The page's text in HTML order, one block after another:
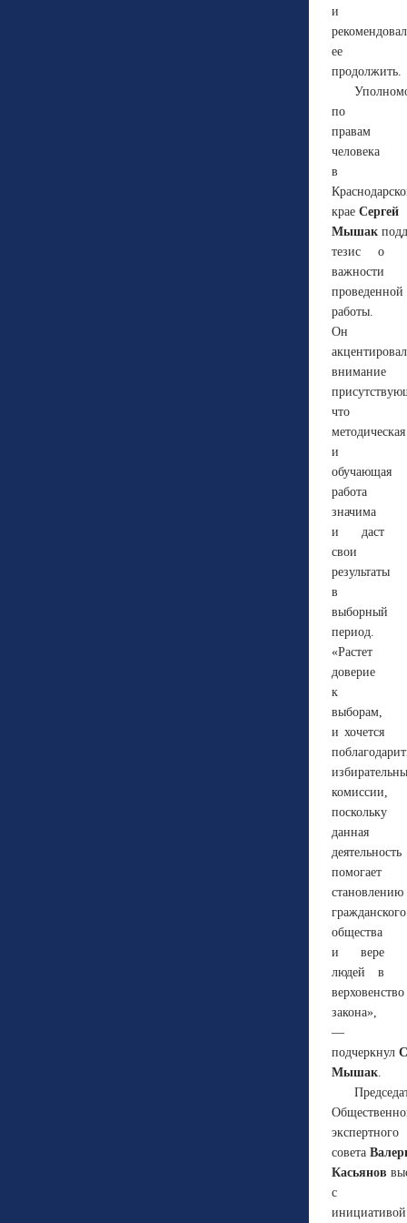
и
ее
продолжить.
по
правам
человека
в
крае Сергей
Мышак
тезис о
важности
проведенной
работы.
Он
акцентировал
внимание
что
методическая
и
обучающая
работа
значима
и даст
свои
результаты
в
выборный
период.
«Растет
доверие
к
выборам,
и хочется
комиссии,
поскольку
данная
деятельность
помогает
становлению
гражданского
общества
и вере
людей в
верховенство
закона»,
—
подчеркнул
Мышак.
экспертного
совета
Касьянов
с
инициативой